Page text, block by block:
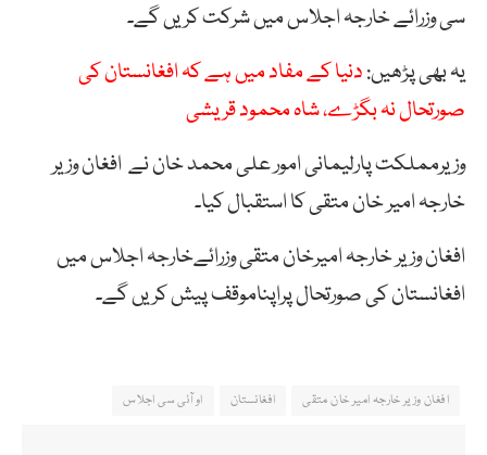
سی وزرائے خارجہ اجلاس میں شرکت کریں گے۔
یہ بھی پڑھیں:دنیا کے مفاد میں ہے کہ افغانستان کی
صورتحال نہ بگڑے، شاہ محمود قریشی
وزیرمملکت پارلیمانی امور علی محمد خان نے افغان وزیر
خارجہ امیر خان متقی کا استقبال کیا۔
افغان وزیر خارجہ امیرخان متقی وزرائےخارجہ اجلاس میں
افغانستان کی صورتحال پراپناموقف پیش کریں گے۔
افغان وزیر خارجہ امیر خان متقی افغانستان او آئی سی اجلاس